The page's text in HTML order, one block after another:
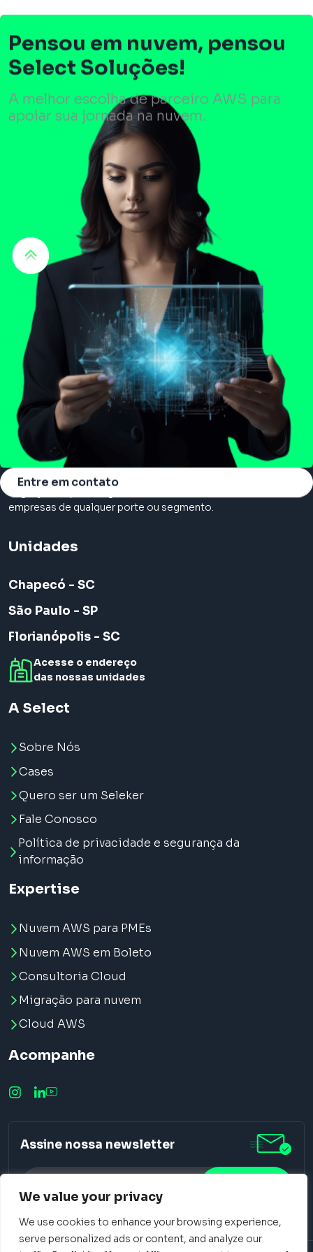
We value your privacy
We use cookies to enhance your browsing experience,
serve personalized ads or content, and analyze our
Pensou em nuvem, pensou
Select Soluções!
A melhor escolha de parceiro AWS para
apoiar sua jornada na nuvem.
Entre em contato
Somos a principal consultoria em cloud, com serviços de
migração, suporte e gerenciamento na nuvem. Atendemos
empresas de qualquer porte ou segmento.
Unidades
Chapecó - SC
São Paulo - SP
Florianópolis - SC
Acesse o endereço
das nossas unidades
A Select
Sobre Nós
Cases
Quero ser um Seleker
Fale Conosco
Política de privacidade e segurança da
informação
Expertise
Nuvem AWS para PMEs
Nuvem AWS em Boleto
Consultoria Cloud
Migração para nuvem
Cloud AWS
Acompanhe
Assine nossa newsletter
Alternative: